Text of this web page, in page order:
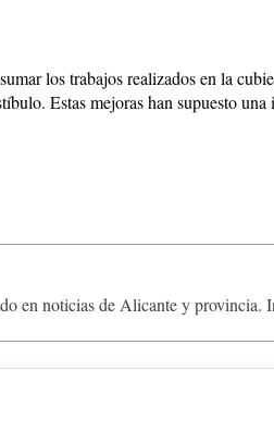
los trabajos realizados en la
Estas mejoras han supuesto
en noticias de Alicante y provincia.